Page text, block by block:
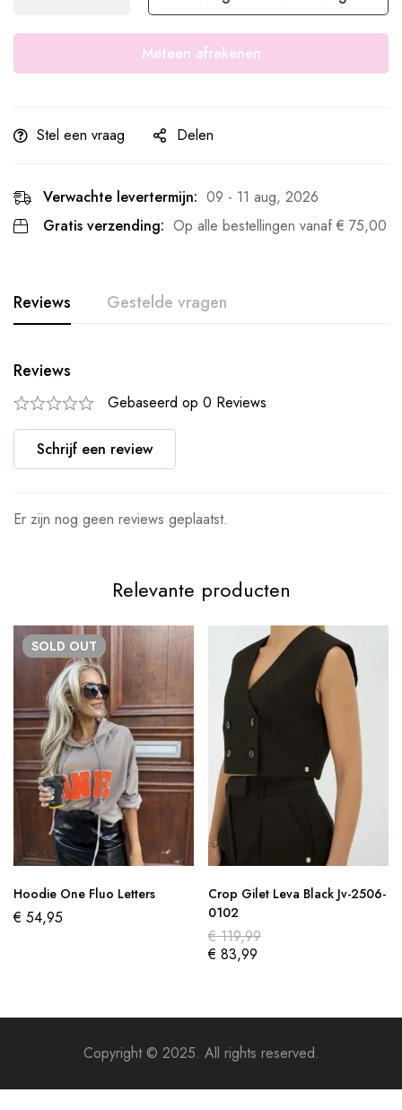
Meteen afrekenen
Stel een vraag Delen
Verwachte levertermijn: 09 - 11 aug, 2026
Gratis verzending: Op alle bestellingen vanaf € 75,00
Reviews Gestelde vragen
Reviews
Gebaseerd op 0 Reviews
Schrijf een review
Er zijn nog geen reviews geplaatst.
Relevante producten
SOLD OUT
Hoodie One Fluo Letters
€ 54,95
Crop Gilet Leva Black Jv-2506-
0102
€119,99
€ 83,99
Copyright © 2025. All rights reserved.